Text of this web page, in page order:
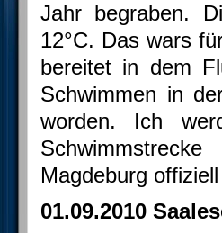
Jahr begraben.
12°C. Das wars
bereitet in dem
Schwimmen in
worden. Ich
Magdeburg
01.09.2010